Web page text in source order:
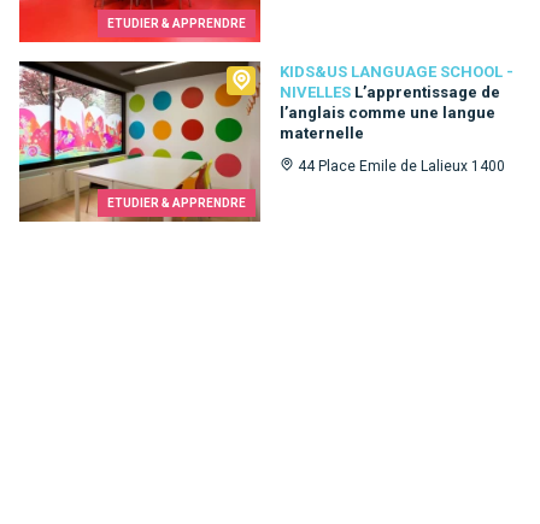
ETUDIER & APPRENDRE
ETUDIER & APPRENDRE
KIDS&US LANGUAGE SCHOOL -
NIVELLES L’apprentissage de
l’anglais comme une langue
maternelle
44 Place Emile de Lalieux 1400
Kids&Us language school - Nivelles